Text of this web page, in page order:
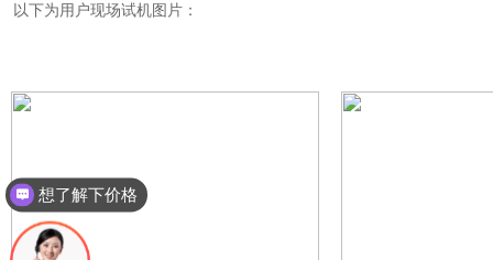
以下为用户现场试机图片：
想了解下价格